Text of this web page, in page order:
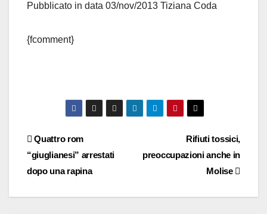
Pubblicato in data 03/nov/2013 Tiziana Coda
{fcomment}
Navigazione
articoli
Rifiuti tossici,
preoccupazioni anche in
Molise
Quattro rom
“giuglianesi” arrestati
dopo una rapina